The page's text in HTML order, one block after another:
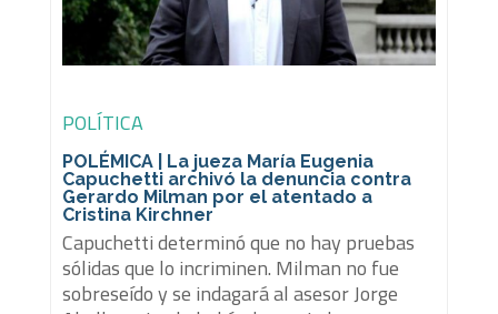
POLÍTICA
POLÉMICA | La jueza María Eugenia
Capuchetti archivó la denuncia contra
Gerardo Milman por el atentado a
Cristina Kirchner
Capuchetti determinó que no hay pruebas
sólidas que lo incriminen. Milman no fue
sobreseído y se indagará al asesor Jorge